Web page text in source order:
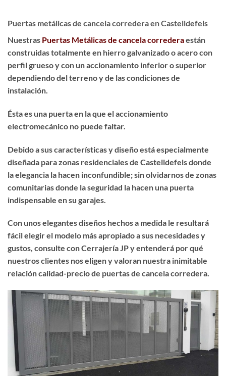
Puertas metálicas de cancela corredera en Castelldefels
Nuestras Puertas Metálicas de cancela correderaestán
construidas totalmente en hierro galvanizado o acero con
perfil grueso y con un accionamiento inferior o superior
dependiendo del terreno y de las condiciones de
instalación.
Ésta es una puerta en la que el accionamiento
electromecánico no puede faltar.
Debido a sus características y diseño está especialmente
diseñada para zonas residenciales de Castelldefels donde
la elegancia la hacen inconfundible; sin olvidarnos de zonas
comunitarias donde la seguridad la hacen una puerta
indispensable en su garajes.
Con unos elegantes diseños hechos a medida le resultará
fácil elegir el modelo más apropiado a sus necesidades y
gustos, consulte con Cerrajería JP y entenderá por qué
nuestros clientes nos eligen y valoran nuestra inimitable
relación calidad-precio de puertas de cancela corredera.